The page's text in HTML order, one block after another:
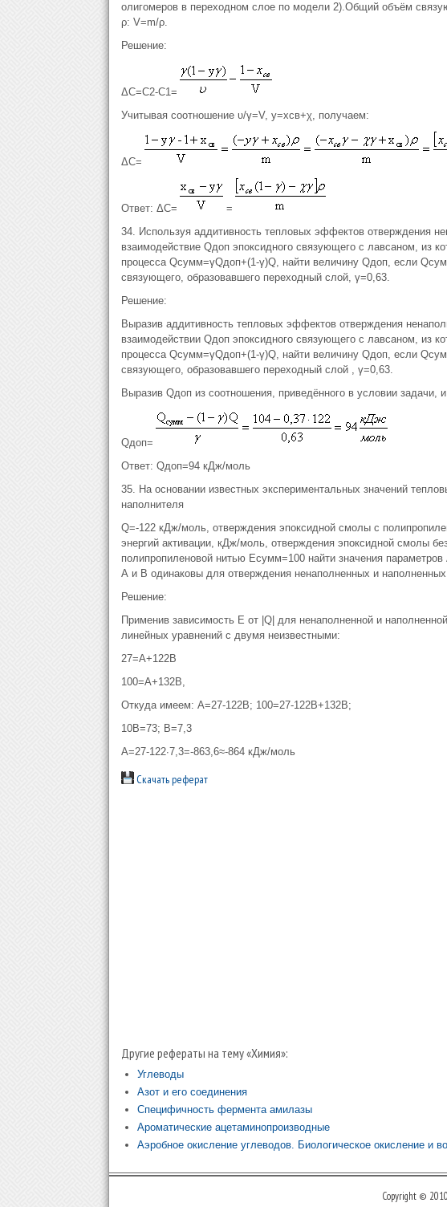
олигомеров в переходном слое по модели 2).Общий объём
ρ: V=m/ρ.
Решение:
ΔС=С2-С1=
Учитывая соотношение υ/γ=V, y=xсв+χ, получаем:
ΔC=
Ответ: ΔС=
=
34. Используя аддитивность тепловых эффектов отверждения
взаимодействие Qдоп эпоксидного связующего с лавсаном, из
процесса Qсумм=γQдоп+(1-γ)Q, найти величину Qдоп, если
связующего, образовавшего переходный слой, γ=0,63.
Решение:
Выразив аддитивность тепловых эффектов отверждения
взаимодействии Qдоп эпоксидного связующего с лавсаном, из
процесса Qсумм=γQдоп+(1-γ)Q, найти величину Qдоп, если
связующего, образовавшего переходный слой , γ=0,63.
Выразив Qдоп из соотношения, приведённого в условии задачи,
Qдоп=
Ответ: Qдоп=94 кДж/моль
35. На основании известных экспериментальных значений
наполнителя
Q=-122 кДж/моль, отверждения эпоксидной смолы с
энергий активации, кДж/моль, отверждения эпоксидной смолы
полипропиленовой нитью Есумм=100 найти значения
А и В одинаковы для отверждения ненаполненных и
Решение:
Применив зависимость Е от |Q| для ненаполненной и
линейных уравнений с двумя неизвестными:
27=А+122В
100=А+132В,
Откуда имеем: А=27-122В; 100=27-122В+132В;
10В=73; В=7,3
А=27-122∙7,3=-863,6≈-864 кДж/моль
Скачать реферат
Другие рефераты на тему «Химия»:
Углеводы
Азот и его соединения
Специфичность фермента амилазы
Ароматические ацетаминопроизводные
Аэробное окисление углеводов. Биологическое окисление и
Copyright ©